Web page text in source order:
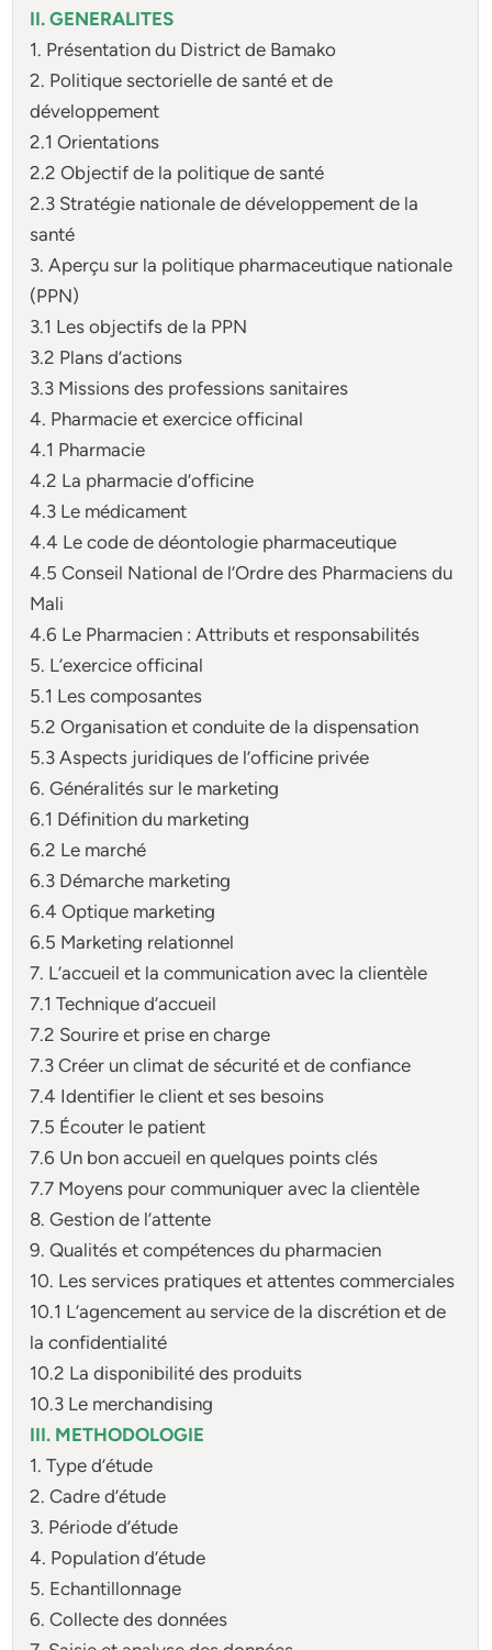
II. GENERALITES
1. Présentation du District de Bamako
2. Politique sectorielle de santé et de
développement
2.1 Orientations
2.2 Objectif de la politique de santé
2.3 Stratégie nationale de développement de la
santé
3. Aperçu sur la politique pharmaceutique nationale
(PPN)
3.1 Les objectifs de la PPN
3.2 Plans d’actions
3.3 Missions des professions sanitaires
4. Pharmacie et exercice officinal
4.1 Pharmacie
4.2 La pharmacie d’officine
4.3 Le médicament
4.4 Le code de déontologie pharmaceutique
4.5 Conseil National de l’Ordre des Pharmaciens du
Mali
4.6 Le Pharmacien : Attributs et responsabilités
5. L’exercice officinal
5.1 Les composantes
5.2 Organisation et conduite de la dispensation
5.3 Aspects juridiques de l’officine privée
6. Généralités sur le marketing
6.1 Définition du marketing
6.2 Le marché
6.3 Démarche marketing
6.4 Optique marketing
6.5 Marketing relationnel
7. L’accueil et la communication avec la clientèle
7.1 Technique d’accueil
7.2 Sourire et prise en charge
7.3 Créer un climat de sécurité et de confiance
7.4 Identifier le client et ses besoins
7.5 Écouter le patient
7.6 Un bon accueil en quelques points clés
7.7 Moyens pour communiquer avec la clientèle
8. Gestion de l’attente
9. Qualités et compétences du pharmacien
10. Les services pratiques et attentes commerciales
10.1 L’agencement au service de la discrétion et de
la confidentialité
10.2 La disponibilité des produits
10.3 Le merchandising
III. METHODOLOGIE
1. Type d’étude
2. Cadre d’étude
3. Période d’étude
4. Population d’étude
5. Echantillonnage
6. Collecte des données